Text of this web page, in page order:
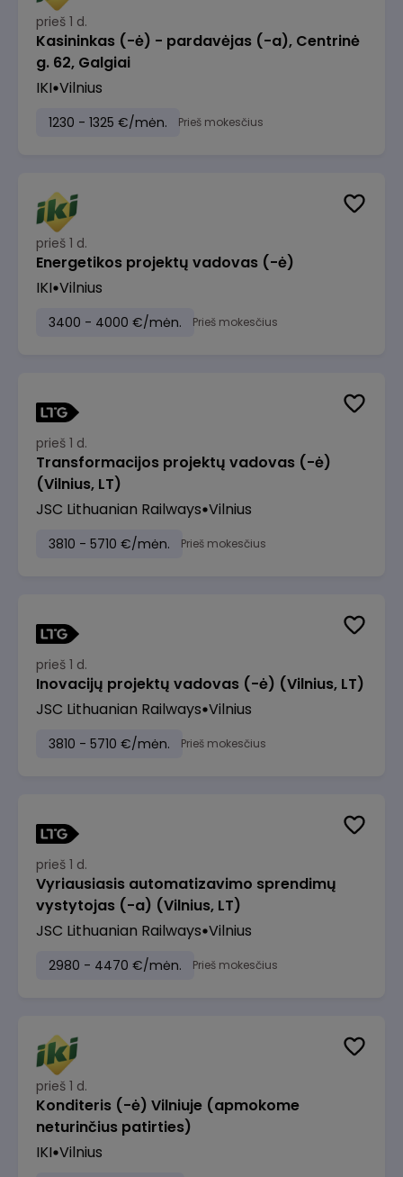
prieš 1 d.
Kasininkas (-ė) - pardavėjas (-a), Centrinė
g. 62, Galgiai
IKI Vilnius
1230 - 1325 €/mėn. Prieš mokesčius
prieš 1 d.
Energetikos projektų vadovas (-ė)
IKI Vilnius
3400 - 4000 €/mėn. Prieš mokesčius
prieš 1 d.
Transformacijos projektų vadovas (-ė)
(Vilnius, LT)
JSC Lithuanian Railways Vilnius
3810 - 5710 €/mėn. Prieš mokesčius
prieš 1 d.
Inovacijų projektų vadovas (-ė) (Vilnius, LT)
JSC Lithuanian Railways Vilnius
3810 - 5710 €/mėn. Prieš mokesčius
prieš 1 d.
Vyriausiasis automatizavimo sprendimų
vystytojas (-a) (Vilnius, LT)
JSC Lithuanian Railways Vilnius
2980 - 4470 €/mėn. Prieš mokesčius
prieš 1 d.
Konditeris (-ė) Vilniuje (apmokome
neturinčius patirties)
IKI Vilnius